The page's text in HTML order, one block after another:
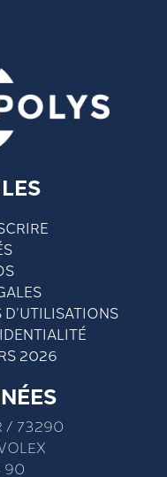
2026
/ 73290
90